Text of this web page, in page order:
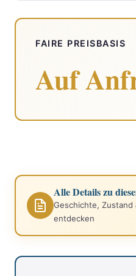
FAIRE PREISBASIS
Auf
Alle Details zu
Geschichte,
entdecken